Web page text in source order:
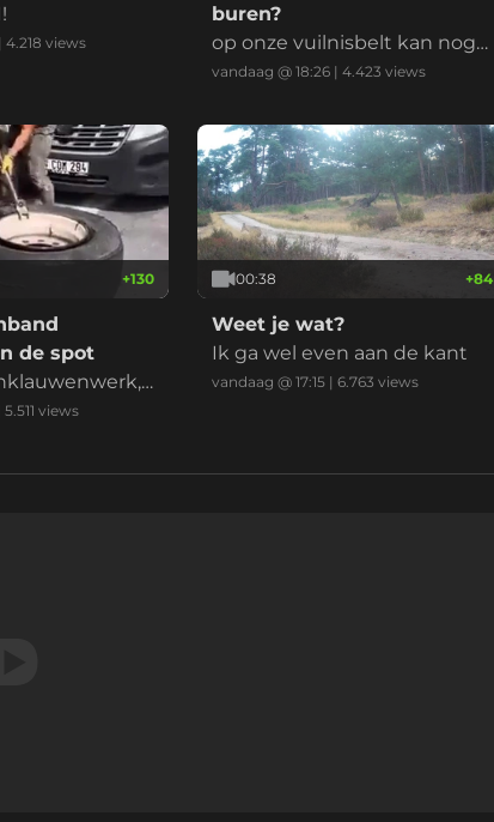
4.218 views
buren?
op onze vuilnisbelt kan nog
gewoon gespeeld worden!
vandaag @ 18:26 |4.423 views
+130
de spot
5.511 views
00:38 +84
Weet je wat?
Ik ga wel even aan de kant
vandaag @ 17:15 |6.763 views